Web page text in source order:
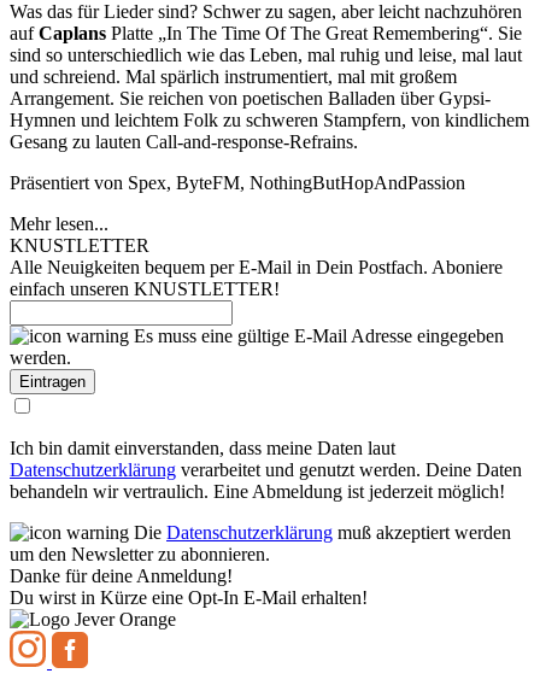
Was das für Lieder sind? Schwer zu sagen, aber leicht nachzuhören
aufCaplans Platte „In The Time Of The Great Remembering“. Sie
sind so unterschiedlich wie das Leben, mal ruhig und leise, mal laut
und schreiend. Mal spärlich instrumentiert, mal mit großem
Arrangement. Sie reichen von poetischen Balladen über Gypsi-
Hymnen und leichtem Folk zu schweren Stampfern, von kindlichem
Gesang zu lauten Call-and-response-Refrains.
Präsentiert von Spex, ByteFM, NothingButHopAndPassion
Mehr lesen...
KNUSTLETTER
Alle Neuigkeiten bequem per E-Mail in Dein Postfach. Aboniere
einfach unseren KNUSTLETTER!
Es muss eine gültige E-Mail Adresse eingegeben
werden.
Ich bin damit einverstanden, dass meine Daten laut
Datenschutzerklärung verarbeitet und genutzt werden. Deine Daten
behandeln wir vertraulich. Eine Abmeldung ist jederzeit möglich!
Die Datenschutzerklärung muß akzeptiert werden
um den Newsletter zu abonnieren.
Danke für deine Anmeldung!
Du wirst in Kürze eine Opt-In E-Mail erhalten!